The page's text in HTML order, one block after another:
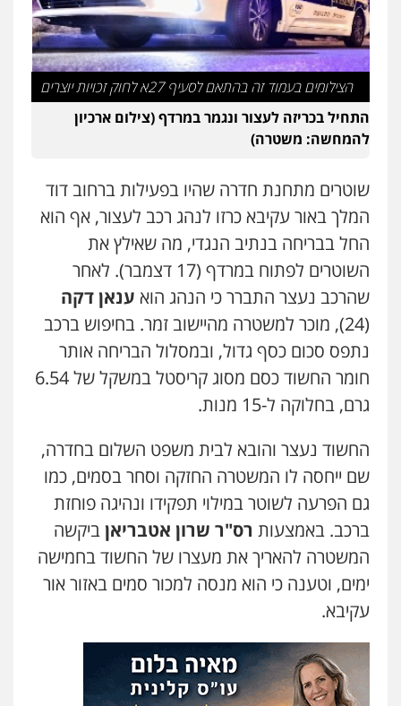
עו"ד אריה פטר
לשעבר סגן מנהל המחלקה הפלילית
בפרקליטות המדינה
0506217994
משרד עורכי דין פארס פלאח
פלילי
עו"ד עידית שינו-אמיתי
פלילי
חמורה מעצרים וחקירות
0507587013
עו"ד יאיר בן סימון
תעבורה אזרחי
0505719060
פלילי כלכלי פשיעה חמורה נוער
עו"ד דניאל דרוביצקי
צבאי
0526409925
פלילי כלכלי צווארון לבן עורכי דין לענייני
אסירים
0549732303
הצילומים בעמוד זה בהתאם לסעיף 27א לחוק זכויות יוצרים
התחיל בכריזה לעצור ונגמר במרדף (צילום ארכיון
להמחשה: משטרה)
שוטרים מתחנת חדרה שהיו בפעילות ברחוב דוד
המלך באור עקיבא כרזו לנהג רכב לעצור, אף הוא
החל בבריחה בנתיב הנגדי, מה שאילץ את
השוטרים לפתוח במרדף (17 דצמבר). לאחר
שהרכב נעצר התברר כי הנהג הוא ענאן דקה
(24), מוכר למשטרה מהיישוב זמר. בחיפוש ברכב
נתפס סכום כסף גדול, ובמסלול הבריחה אותר
חומר החשוד כסם מסוג קריסטל במשקל של 6.54
גרם, בחלוקה ל-15 מנות.
החשוד נעצר והובא לבית משפט השלום בחדרה,
שם ייחסה לו המשטרה החזקה וסחר בסמים, כמו
גם הפרעה לשוטר במילוי תפקידו ונהיגה פוחזת
ברכב. באמצעות רס"ר שרון אטבריאןביקשה
המשטרה להאריך את מעצרו של החשוד בחמישה
ימים, וטענה כי הוא מנסה למכור סמים באזור אור
עקיבא.